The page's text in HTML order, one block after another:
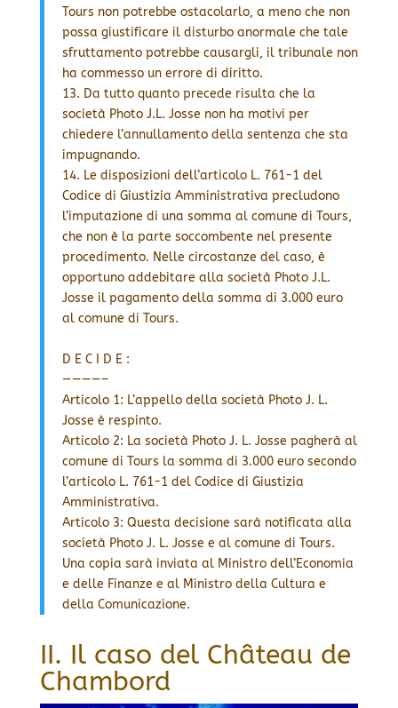
Tours non potrebbe ostacolarlo, a meno che non
possa giustificare il disturbo anormale che tale
sfruttamento potrebbe causargli, il tribunale non
ha commesso un errore di diritto.
13. Da tutto quanto precede risulta che la
società Photo J.L. Josse non ha motivi per
chiedere l’annullamento della sentenza che sta
impugnando.
14. Le disposizioni dell’articolo L. 761-1 del
Codice di Giustizia Amministrativa precludono
l’imputazione di una somma al comune di Tours,
che non è la parte soccombente nel presente
procedimento. Nelle circostanze del caso, è
opportuno addebitare alla società Photo J.L.
Josse il pagamento della somma di 3.000 euro
al comune di Tours.
D E C I D E :
————–
Articolo 1: L’appello della società Photo J. L.
Josse è respinto.
Articolo 2: La società Photo J. L. Josse pagherà al
comune di Tours la somma di 3.000 euro secondo
l’articolo L. 761-1 del Codice di Giustizia
Amministrativa.
Articolo 3: Questa decisione sarà notificata alla
società Photo J. L. Josse e al comune di Tours.
Una copia sarà inviata al Ministro dell’Economia
e delle Finanze e al Ministro della Cultura e
della Comunicazione.
II. Il caso del Château de
Chambord